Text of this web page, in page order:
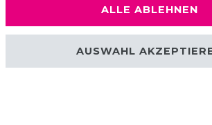
ALLE ABLEHNEN
AUSWAHL